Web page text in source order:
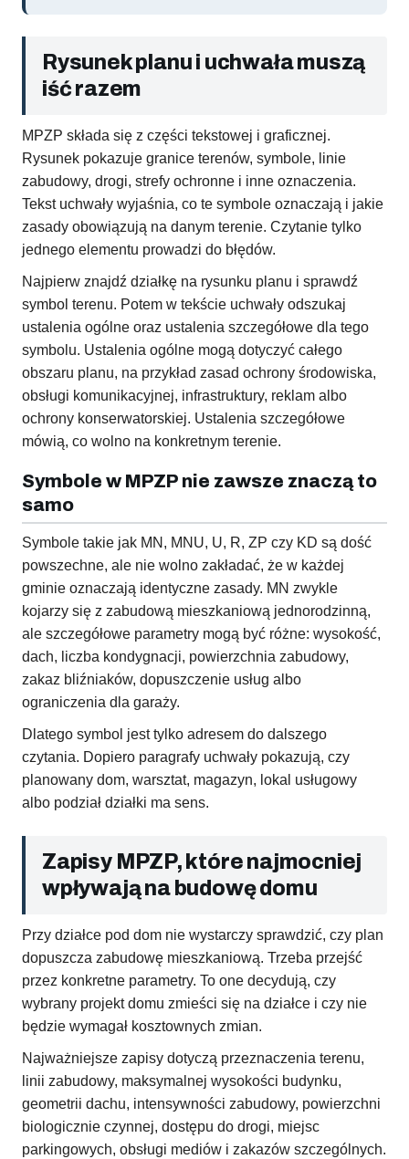
Rysunek planu i uchwała muszą
iść razem
MPZP składa się z części tekstowej i graficznej.
Rysunek pokazuje granice terenów, symbole, linie
zabudowy, drogi, strefy ochronne i inne oznaczenia.
Tekst uchwały wyjaśnia, co te symbole oznaczają i jakie
zasady obowiązują na danym terenie. Czytanie tylko
jednego elementu prowadzi do błędów.
Najpierw znajdź działkę na rysunku planu i sprawdź
symbol terenu. Potem w tekście uchwały odszukaj
ustalenia ogólne oraz ustalenia szczegółowe dla tego
symbolu. Ustalenia ogólne mogą dotyczyć całego
obszaru planu, na przykład zasad ochrony środowiska,
obsługi komunikacyjnej, infrastruktury, reklam albo
ochrony konserwatorskiej. Ustalenia szczegółowe
mówią, co wolno na konkretnym terenie.
Symbole w MPZP nie zawsze znaczą to
samo
Symbole takie jak MN, MNU, U, R, ZP czy KD są dość
powszechne, ale nie wolno zakładać, że w każdej
gminie oznaczają identyczne zasady. MN zwykle
kojarzy się z zabudową mieszkaniową jednorodzinną,
ale szczegółowe parametry mogą być różne: wysokość,
dach, liczba kondygnacji, powierzchnia zabudowy,
zakaz bliźniaków, dopuszczenie usług albo
ograniczenia dla garaży.
Dlatego symbol jest tylko adresem do dalszego
czytania. Dopiero paragrafy uchwały pokazują, czy
planowany dom, warsztat, magazyn, lokal usługowy
albo podział działki ma sens.
Zapisy MPZP, które najmocniej
wpływają na budowę domu
Przy działce pod dom nie wystarczy sprawdzić, czy plan
dopuszcza zabudowę mieszkaniową. Trzeba przejść
przez konkretne parametry. To one decydują, czy
wybrany projekt domu zmieści się na działce i czy nie
będzie wymagał kosztownych zmian.
Najważniejsze zapisy dotyczą przeznaczenia terenu,
linii zabudowy, maksymalnej wysokości budynku,
geometrii dachu, intensywności zabudowy, powierzchni
biologicznie czynnej, dostępu do drogi, miejsc
parkingowych, obsługi mediów i zakazów szczególnych.